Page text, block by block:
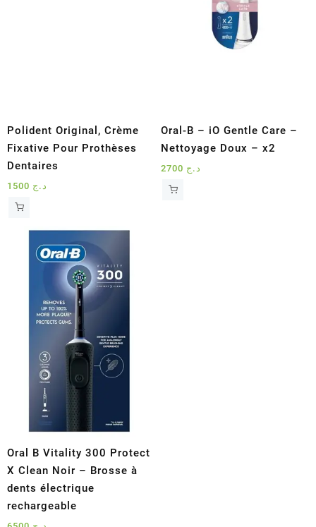
Polident Original, Crème
Fixative Pour Prothèses
Dentaires
د.ج
Oral-B – iO Gentle Care –
Nettoyage Doux – x2
د.ج
Oral B Vitality 300 Protect
X Clean Noir – Brosse à
dents électrique
rechargeable